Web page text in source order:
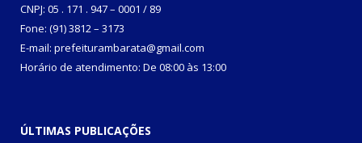
CNPJ: 05 . 171 . 947 – 0001 / 89
Fone: (91) 3812 – 3173
E-mail: prefeiturambarata@gmail.com
Horário de atendimento: De 08:00 às 13:00
ÚLTIMAS PUBLICAÇÕES